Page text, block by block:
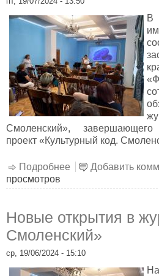
В
Смоленский»,
проект «Культурный код.
Подробнее о Культурный
Добавить
просмотров
Новые открытия в
Смоленский»
ср, 19/06/2024 - 15:10